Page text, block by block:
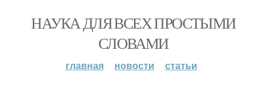
НАУКА ДЛЯ ВСЕХ ПРОСТЫМИ
СЛОВАМИ
главная новости статьи